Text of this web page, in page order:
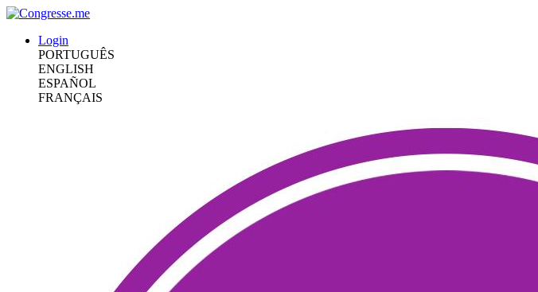
Login
PORTUGUÊS
ENGLISH
ESPAÑOL
FRANÇAIS